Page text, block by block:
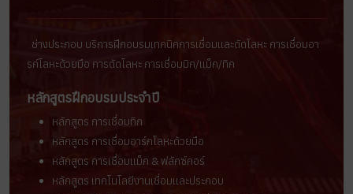
ช่างประกอบ บริการฝึกอบรมเทคนิคการเชื่อมเเละตัดโลหะ การเชื่อมอา
รก์โลหะด้วยมือ การตัดโลหะ การเชื่อมมิก/เเม็ก/ทิก
หลักสูตรฝึกอบรมประจำปี
หลักสูตร การเชื่อมทิก
หลักสูตร การเชื่อมอาร์กโลหะด้วยมือ
หลักสูตร การเชื่อมแม็ก & ฟลักซ์คอร์
หลักสูตร เทคโนโลยีงานเชื่อมและประกอบ